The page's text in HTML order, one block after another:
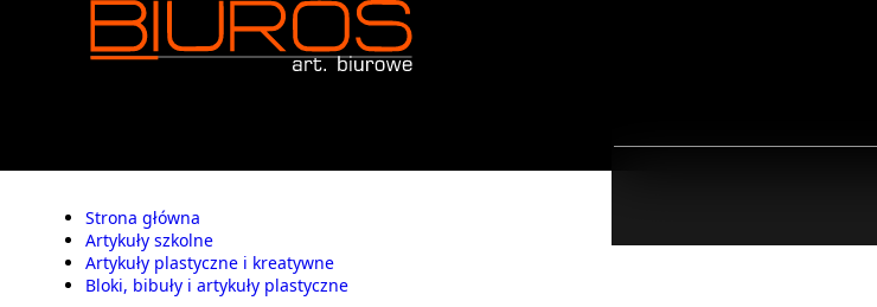
Strona główna
Artykuły szkolne
Artykuły plastyczne i kreatywne
Bloki, bibuły i artykuły plastyczne